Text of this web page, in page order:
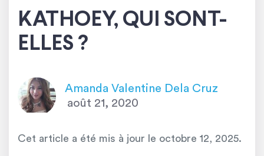
KATHOEY, QUI SONT-
ELLES ?
Amanda Valentine Dela Cruz
août 21, 2020
Cet article a été mis à jour le octobre 12, 2025.